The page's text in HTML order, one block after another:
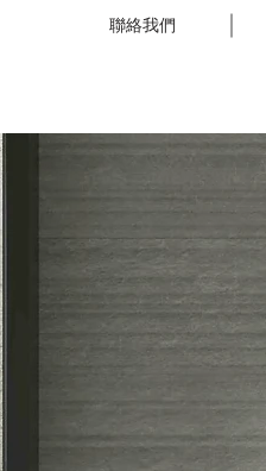
聯絡我們